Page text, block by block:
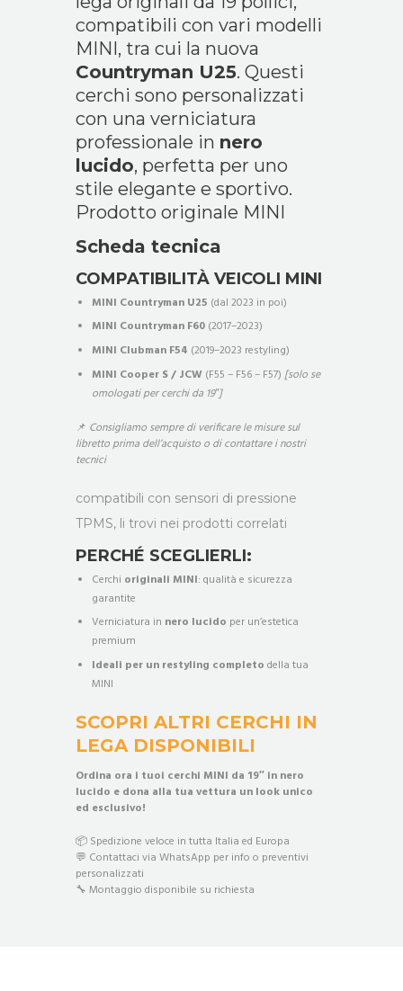
compatibili con vari modelli
MINI, tra cui la nuova
Countryman U25. Questi
cerchi sono personalizzati
con una verniciatura
professionale in nero
lucido, perfetta per uno
stile elegante e sportivo.
Prodotto originale MINI
Scheda tecnica
COMPATIBILITÀ VEICOLI MINI
MINI Countryman U25 (dal 2023 in poi)
MINI Countryman F60 (2017–2023)
MINI Clubman F54 (2019–2023 restyling)
MINI Cooper S / JCW (F55 – F56 – F57) [solo se
omologati per cerchi da 19″]
📌 Consigliamo sempre di verificare le misure sul
libretto prima dell’acquisto o di contattare i nostri
tecnici
compatibili con sensori di pressione
TPMS, li trovi nei prodotti correlati
PERCHÉ SCEGLIERLI:
Cerchi originali MINI: qualità e sicurezza
garantite
Verniciatura in nero lucido per un’estetica
premium
Ideali per un restyling completo della tua
MINI
SCOPRI ALTRI CERCHI IN
LEGA DISPONIBILI
Ordina ora i tuoi cerchi MINI da 19″ in nero
lucido e dona alla tua vettura un look unico
ed esclusivo!
📦 Spedizione veloce in tutta Italia ed Europa
💬 Contattaci via WhatsApp per info o preventivi
personalizzati
🔧 Montaggio disponibile su richiesta